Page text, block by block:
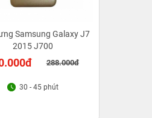
Samsung Galaxy J7
2015 J700
288.000đ
30 - 45 phút